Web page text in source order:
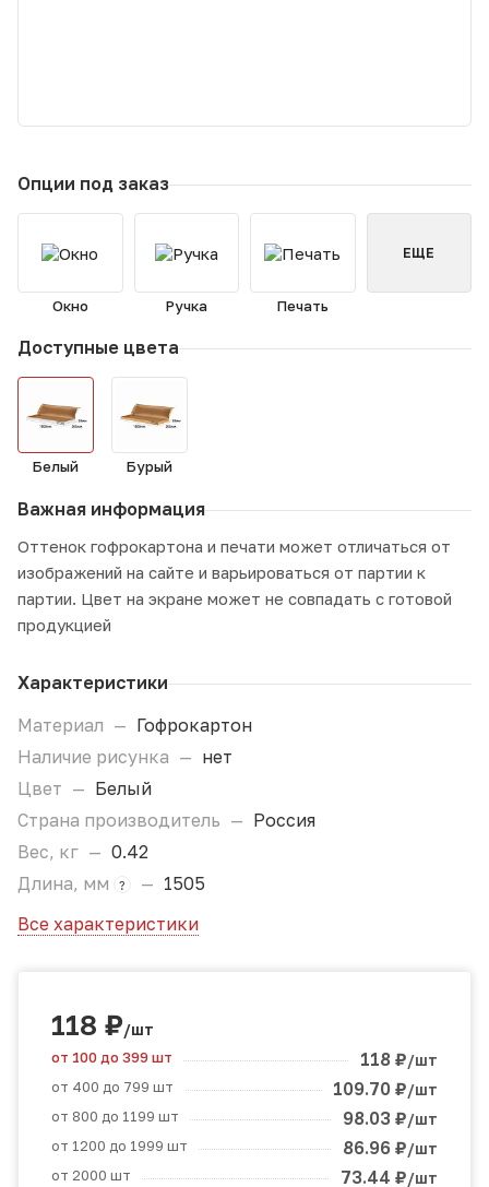
Опции под заказ
Окно Ручка Печать
ЕЩЕ
Доступные цвета
Белый Бурый
Важная информация
Оттенок гофрокартона и печати может отличаться от
изображений на сайте и варьироваться от партии к
партии. Цвет на экране может не совпадать с готовой
продукцией
Характеристики
Материал — Гофрокартон
Наличие рисунка — нет
Цвет — Белый
Страна производитель — Россия
Вес, кг — 0.42
Длина, мм
? — 1505
Все характеристики
118 ₽/шт
от 100 до 399 шт 118 ₽/шт
от 400 до 799 шт 109.70 ₽/шт
от 800 до 1199 шт 98.03 ₽/шт
от 1200 до 1999 шт 86.96 ₽/шт
от 2000 шт 73.44 ₽/шт